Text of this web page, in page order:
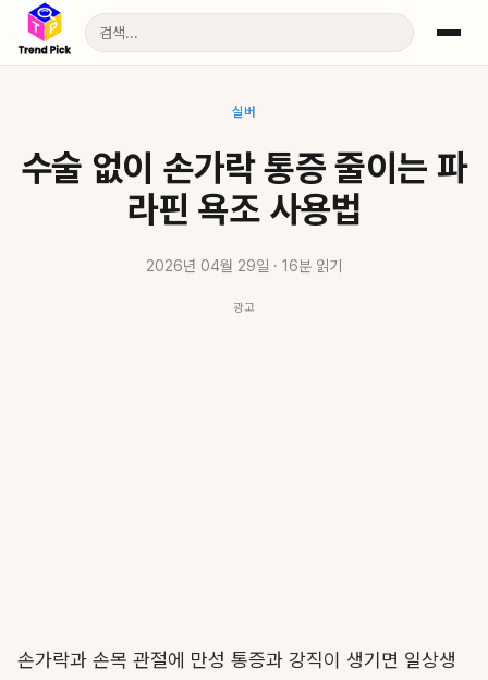
실버
수술 없이 손가락 통증 줄이는 파
라핀 욕조 사용법
2026년 04월 29일 · 16분 읽기
광고
손가락과 손목 관절에 만성 통증과 강직이 생기면 일상생